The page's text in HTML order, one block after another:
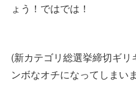
ょう！ではでは！
(新カテゴリ総選挙締切ギ
ンボなオチになってしまい